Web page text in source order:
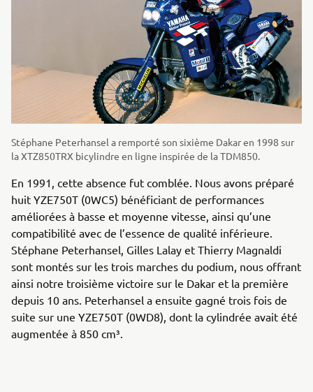
Stéphane Peterhansel a remporté son sixième Dakar en 1998 sur
la XTZ850TRX bicylindre en ligne inspirée de la TDM850.
En 1991, cette absence fut comblée. Nous avons préparé
huit YZE750T (0WC5) bénéficiant de performances
améliorées à basse et moyenne vitesse, ainsi qu’une
compatibilité avec de l’essence de qualité inférieure.
Stéphane Peterhansel, Gilles Lalay et Thierry Magnaldi
sont montés sur les trois marches du podium, nous offrant
ainsi notre troisième victoire sur le Dakar et la première
depuis 10 ans. Peterhansel a ensuite gagné trois fois de
suite sur une YZE750T (0WD8), dont la cylindrée avait été
augmentée à 850 cm³.